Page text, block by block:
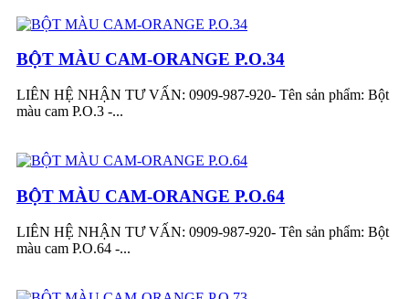
BỘT MÀU CAM-ORANGE P.O.34
LIÊN HỆ NHẬN TƯ VẤN: 0909-987-920- Tên sản phẩm: Bột
màu cam P.O.3 -...
BỘT MÀU CAM-ORANGE P.O.64
LIÊN HỆ NHẬN TƯ VẤN: 0909-987-920- Tên sản phẩm: Bột
màu cam P.O.64 -...